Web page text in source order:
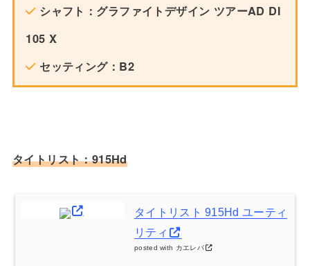
シャフト：グラファイトデザイン ツアーAD DI
105 X
セッティング：B2
タイトリスト：915Hd
タイトリスト 915Hd ユーティ
リティ
posted with カエレバ